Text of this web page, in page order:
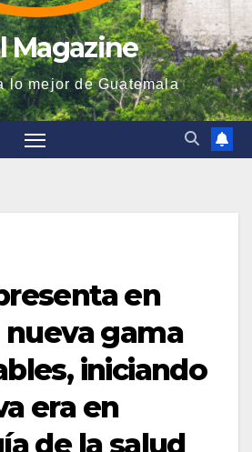
Magazine
lo mejor de Guatemala
en
gama
iniciando
era en
de la salud